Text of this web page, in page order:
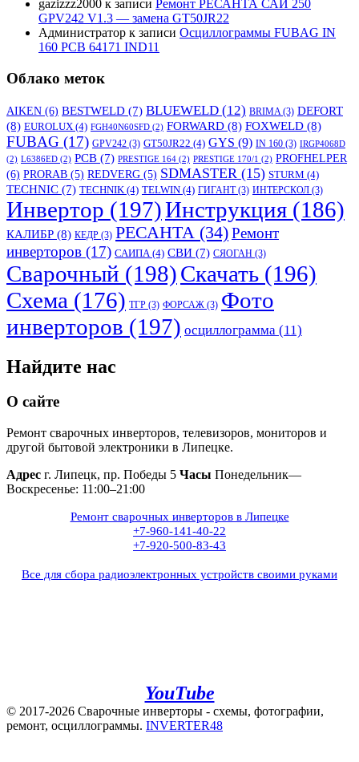
gazizzz2000 к записи Ремонт РЕСАНТА САИ 250
GPV242 V1.3 — замена GT50JR22
Администратор к записи Осциллограммы FUBAG IN
160 PCB 64171 IND11
Облако меток
AIKEN (6) BESTWELD (7) BLUEWELD (12) BRIMA (3) DEFORT
(8) EUROLUX (4) FGH40N60SFD (2) FORWARD (8) FOXWELD (8)
FUBAG (17) GPV242 (3) GT50JR22 (4) GYS (9) IN 160 (3) IRGP4068D
(2) L6386ED (2) PCB (7) PRESTIGE 164 (2) PRESTIGE 170/1 (2) PROFHELPER
(6) PRORAB (5) REDVERG (5) SDMASTER (15) STURM (4)
TECHNIC (7) TECHNIK (4) TELWIN (4) ГИГАНТ(3) ИНТЕРСКОЛ (3)
Инвертор (197)Инструкция (186)
КАЛИБР (8) КЕДР (3) РЕСАНТА (34)Ремонт
инверторов (17) САИПА (4) СВИ (7) СЯОГАН (3)
Сварочный (198)Скачать (196)
Схема (176) ТГР (3) ФОРСАЖ (3) Фото
инверторов (197) осциллограмма (11)
Найдите нас
О сайте
Ремонт сварочных инверторов, телевизоров, мониторов и
другой бытовой электроники в Липецке.
Адрес г. Липецк, пр. Победы 5 Часы Понедельник—
Воскресенье: 11:00–21:00
Ремонт сварочных инверторов в Липецке
+7-960-141-40-22
+7-920-500-83-43
Все для сбора радиоэлектронных устройств своими руками
YouTube
© 2017-2026 Сварочные инверторы - схемы, фотографии,
ремонт, осциллограммы. INVERTER48